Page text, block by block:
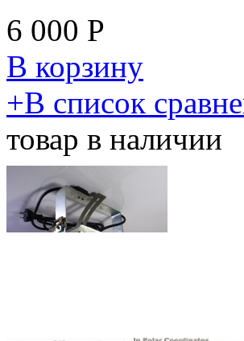
6 000 Р
В корзину
​+В список
товар в наличии